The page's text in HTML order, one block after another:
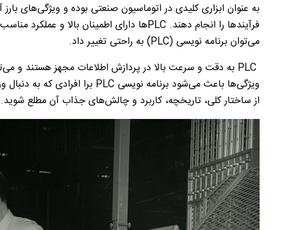
به عنوان ابزاری کلیدی در اتوماسیون صنعتی بوده و ویژگی‌های
فرآیند‌ها را انجام دهند. PLC‌ها دارای اطمینان بالا و عملکرد
می‌توان برنامه ‌نویسی (PLC) به راحتی تغییر داد.
PLC به دقت و سرعت بالا در پردازش اطلاعات مجهز هستند و
ویژگی‌ها باعث می‌شود برنامه نویسی PLC برا افرادی که به
از ساختار کلی، تاریخچه، کاربرد و چالش‌های جذاب آن مطلع شوید.